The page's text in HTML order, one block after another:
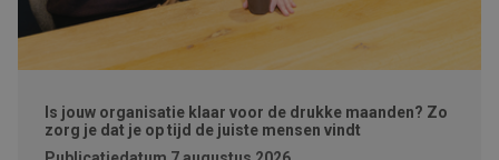
Is jouw organisatie klaar voor de drukke maanden? Zo
zorg je dat je op tijd de juiste mensen vindt